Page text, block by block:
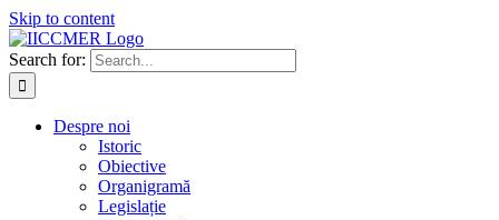
Skip to content
Search for:
Despre noi
Istoric
Obiective
Organigramă
Legislație